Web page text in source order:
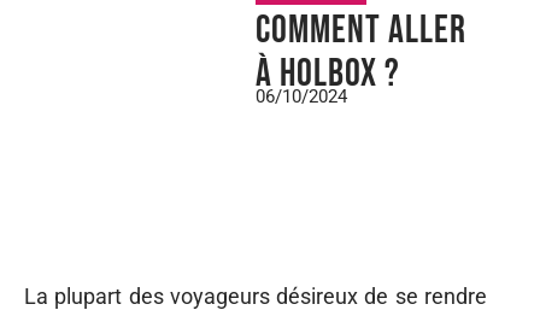
Comment aller
à Holbox ?
06/10/2024
La plupart des voyageurs désireux de se rendre